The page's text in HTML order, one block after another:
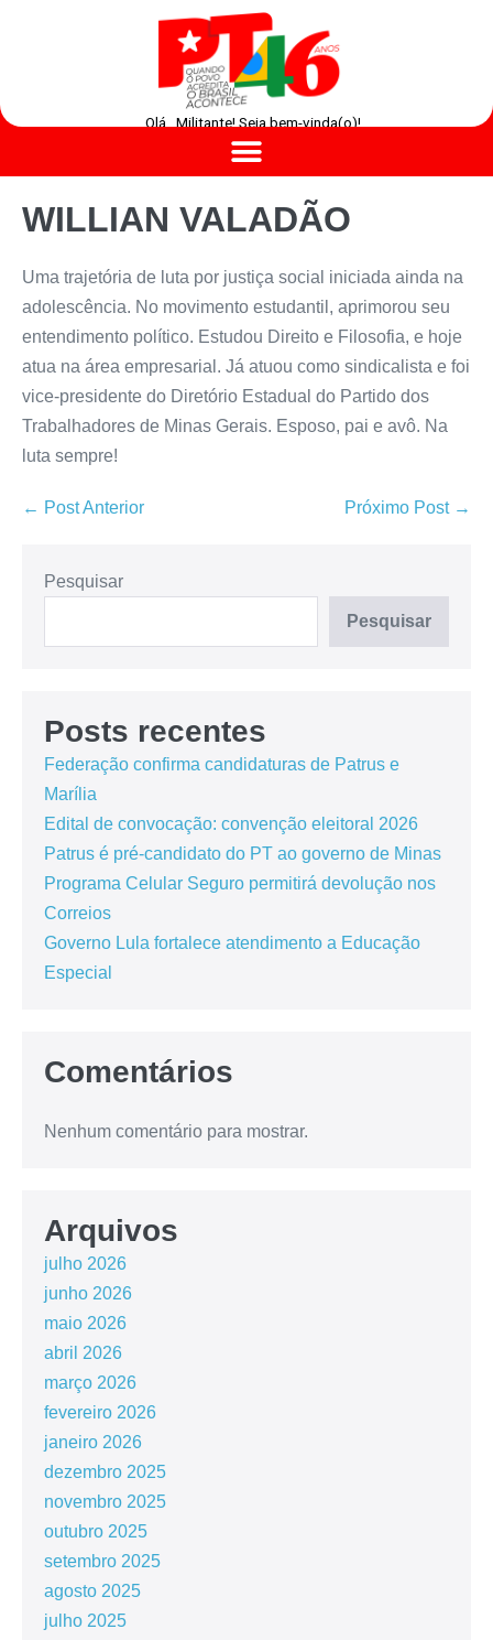
Olá , Militante! Seja bem-vinda(o)!
WILLIAN VALADÃO
Uma trajetória de luta por justiça social iniciada ainda na
adolescência. No movimento estudantil, aprimorou seu
entendimento político. Estudou Direito e Filosofia, e hoje
atua na área empresarial. Já atuou como sindicalista e foi
vice-presidente do Diretório Estadual do Partido dos
Trabalhadores de Minas Gerais. Esposo, pai e avô. Na
luta sempre!
← Post Anterior Próximo Post →
Pesquisar
Pesquisar
Posts recentes
Federação confirma candidaturas de Patrus e
Marília
Edital de convocação: convenção eleitoral 2026
Patrus é pré-candidato do PT ao governo de Minas
Programa Celular Seguro permitirá devolução nos
Correios
Governo Lula fortalece atendimento a Educação
Especial
Comentários
Nenhum comentário para mostrar.
Arquivos
julho 2026
junho 2026
maio 2026
abril 2026
março 2026
fevereiro 2026
janeiro 2026
dezembro 2025
novembro 2025
outubro 2025
setembro 2025
agosto 2025
julho 2025